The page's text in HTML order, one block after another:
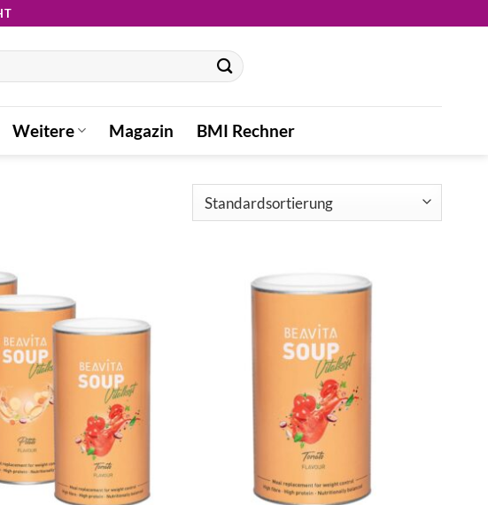
Weitere Magazin BMI Rechner